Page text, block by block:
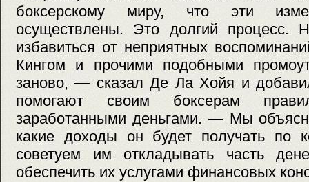
боксерскому миру, что эти
осуществлены. Это долгий процесс.
избавиться от неприятных
Кингом и прочими подобными
заново, — сказал Де Ла Хойя и
помогают своим боксерам
заработанными деньгами. — Мы
какие доходы он будет получать по
советуем им откладывать часть
обеспечить их услугами финансовых